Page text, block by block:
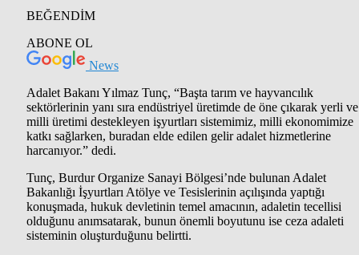
BEĞENDİM
ABONE OL
News
Adalet Bakanı Yılmaz Tunç, “Başta tarım ve hayvancılık
sektörlerinin yanı sıra endüstriyel üretimde de öne çıkarak yerli ve
milli üretimi destekleyen işyurtları sistemimiz, milli ekonomimize
katkı sağlarken, buradan elde edilen gelir adalet hizmetlerine
harcanıyor.” dedi.
Tunç, Burdur Organize Sanayi Bölgesi’nde bulunan Adalet
Bakanlığı İşyurtları Atölye ve Tesislerinin açılışında yaptığı
konuşmada, hukuk devletinin temel amacının, adaletin tecellisi
olduğunu anımsatarak, bunun önemli boyutunu ise ceza adaleti
sisteminin oluşturduğunu belirtti.